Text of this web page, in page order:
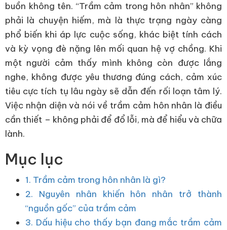
buồn không tên. “Trầm cảm trong hôn nhân” không
phải là chuyện hiếm, mà là thực trạng ngày càng
phổ biến khi áp lực cuộc sống, khác biệt tính cách
và kỳ vọng đè nặng lên mối quan hệ vợ chồng. Khi
một người cảm thấy mình không còn được lắng
nghe, không được yêu thương đúng cách, cảm xúc
tiêu cực tích tụ lâu ngày sẽ dẫn đến rối loạn tâm lý.
Việc nhận diện và nói về trầm cảm hôn nhân là điều
cần thiết – không phải để đổ lỗi, mà để hiểu và chữa
lành.
Mục lục
1. Trầm cảm trong hôn nhân là gì?
2. Nguyên nhân khiến hôn nhân trở thành
“nguồn gốc” của trầm cảm
3. Dấu hiệu cho thấy bạn đang mắc trầm cảm